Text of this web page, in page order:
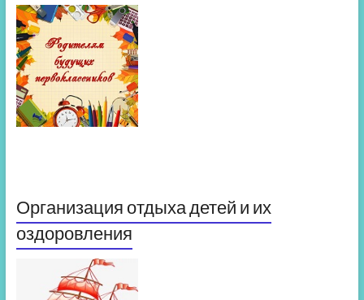
Организация отдыха детей и их
оздоровления